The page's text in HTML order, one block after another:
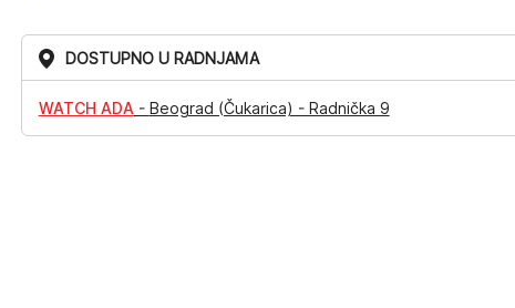
DOSTUPNO U RADNJAMA
WATCH ADA - Beograd (Čukarica) - Radnička 9